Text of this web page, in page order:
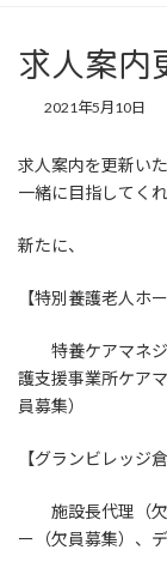
求人案内
2021年5月10日
求人案内を更新い
一緒に目指してく
新たに、
【特別養護老人ホ
特養ケアマネジ
護支援事業所ケア
員募集）
【グランビレッジ倉
施設長代理（欠
ー（欠員募集）、